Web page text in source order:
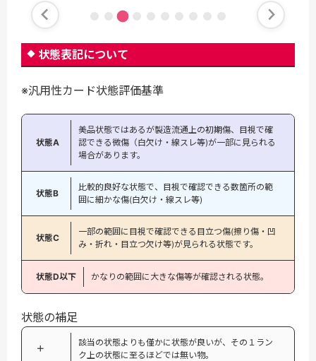
状態表記について
※汎用性カード状態評価基準
状態A
美品状態ではあるが製造流通上の初期傷、目視で確
認できる微傷（白欠け・線スレ等)が一部に見られる
場合があります。
状態B
比較的良好な状態で、目視で確認できる数箇所の範
囲に細かな傷(白欠け・線スレ等)
状態C
一部の範囲に目視で確認できる目立つ傷(擦り傷・凹
み・折れ・目立つ欠け等)が見られる状態です。
状態D以下 かなりの範囲に大きな傷等が確認される状態。
状態の補足
＋
該当の状態よりも僅かに状態が良いが、その１ラン
ク上の状態に至るほどでは無い物。